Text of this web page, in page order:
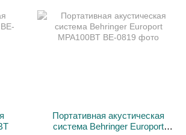
Портативная акустическая
система Behringer Europort